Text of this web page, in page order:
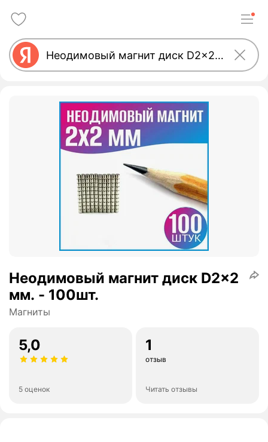
Неодимовый магнит диск D2x2
мм. - 100шт.
Магниты
5,0
5 оценок
1
отзыв
Читать отзывы